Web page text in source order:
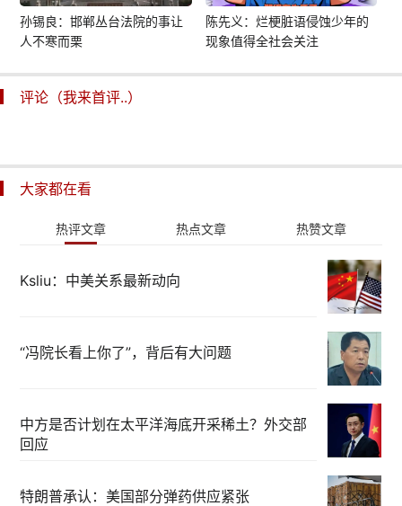
孙锡良：邯郸丛台法院的事让
人不寒而栗
陈先义：烂梗脏语侵蚀少年的
现象值得全社会关注
评论（我来首评..）
大家都在看
热评文章 热点文章 热赞文章
Ksliu：中美关系最新动向
“冯院长看上你了”，背后有大问题
中方是否计划在太平洋海底开采稀土？外交部
回应
特朗普承认：美国部分弹药供应紧张